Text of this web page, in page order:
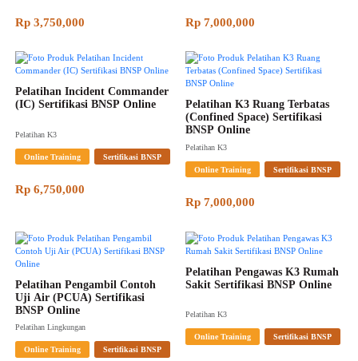
Rp 3,750,000 Rp 7,000,000
Pelatihan Incident Commander
(IC) Sertifikasi BNSP Online
Pelatihan K3
Online Training Sertifikasi BNSP
Rp 6,750,000
Pelatihan K3 Ruang Terbatas
(Confined Space) Sertifikasi
BNSP Online
Pelatihan K3
Online Training Sertifikasi BNSP
Rp 7,000,000
Pelatihan Pengambil Contoh
Uji Air (PCUA) Sertifikasi
BNSP Online
Pelatihan Lingkungan
Online Training Sertifikasi BNSP
Pelatihan Pengawas K3 Rumah
Sakit Sertifikasi BNSP Online
Pelatihan K3
Online Training Sertifikasi BNSP